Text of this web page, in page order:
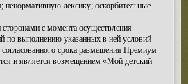
лексику; оскорбительные
с момента осуществления
по выполнению указанных в ней условий
согласованного срока размещения Премиум-
и является возмещением «Мой детский